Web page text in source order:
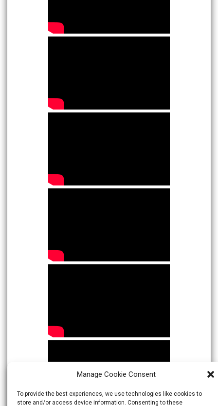
Manage Cookie Consent
To provide the best experiences, we use technologies like cookies to
store and/or access device information. Consenting to these